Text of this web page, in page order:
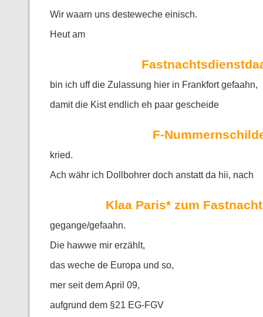
Wir waarn uns desteweche einisch.
Heut am
bin ich uff die Zulassung hier in Frankfort gefaahn,
damit die Kist endlich eh paar gescheide
F-
kried.
Ach währ ich Dollbohrer doch anstatt da hii, nach
Klaa Paris* zum
gegange/gefaahn.
Die hawwe mir erzählt,
das weche de Europa und so,
mer seit dem April 09,
aufgrund dem §21 EG-FGV